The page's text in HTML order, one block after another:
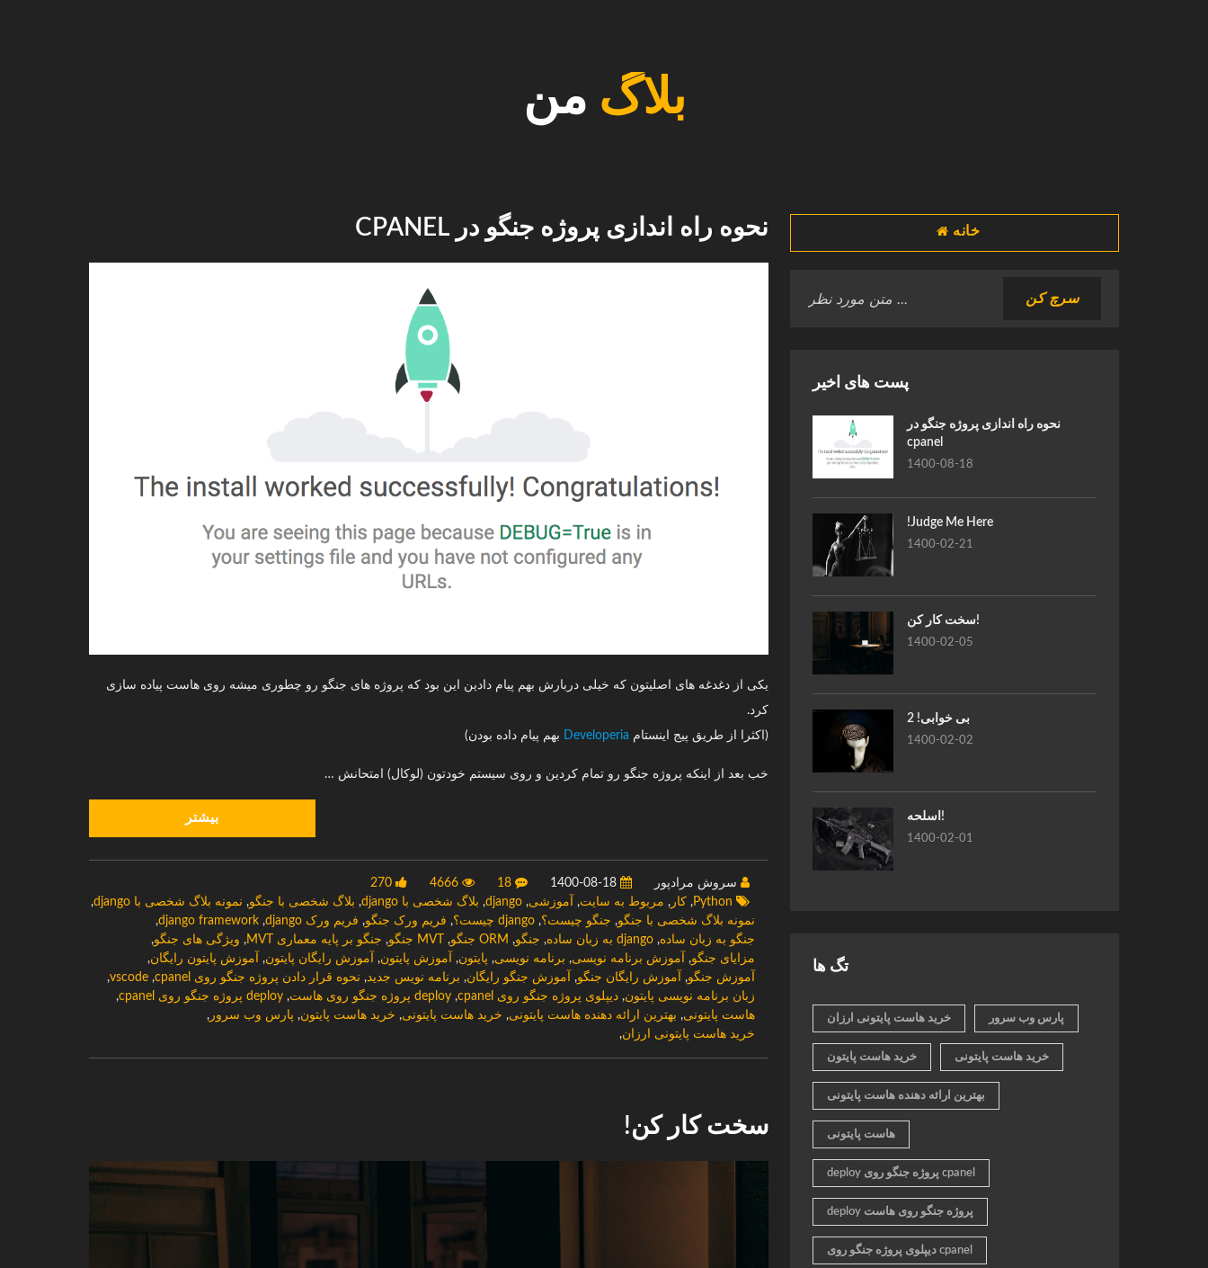
من بلاگ
نحوه راه اندازی پروژه جنگو در CPANEL
یکی از دغدغه های اصلیتون که خیلی دربارش بهم پیام دادین این بود که پروژه های جنگو رو چطوری میشه روی هاست پیاده سازی
کرد.
(اکثرا از طریق پیج اینستام Developeria بهم پیام داده بودن)
خب بعد از اینکه پروژه جنگو رو تمام کردین و روی سیستم خودتون (لوکال) امتحانش …
بیشتر
سروش مرادپور 18
4666
270
Python
, کار , مربوط به سایت, آموزشی,
django
, بلاگ شخصی با django , بلاگ شخصی با جنگو, نمونه بلاگ شخصی با django
,
نمونه بلاگ شخصی با جنگو, جنگو چیست؟, django چیست؟ , فریم ورک جنگو, فریم ورک django ,
django framework
,
جنگو به زبان ساده, django به زبان ساده , جنگو, ORM جنگو , MVT جنگو , جنگو بر پایه معماری MVT , ویژگی های جنگو,
مزایای جنگو, آموزش برنامه نویسی, برنامه نویسی, پایتون, آموزش پایتون, آموزش رایگان پایتون, آموزش پایتون رایگان,
آموزش جنگو, آموزش رایگان جنگو, آموزش جنگو رایگان, برنامه نویس جدید, نحوه قرار دادن پروژه جنگو روی cpanel ,
vscode
,
زبان برنامه نویسی پایتون, دیپلوی پروژه جنگو روی cpanel , deploy پروژه جنگو روی هاست , deploy پروژه جنگو روی cpanel
,
هاست پایتونی, بهترین ارائه دهنده هاست پایتونی, خرید هاست پایتونی, خرید هاست پایتون, پارس وب سرور ,
خرید هاست پایتونی ارزان,
سخت کار کن!
خانه
پست های اخیر
نحوه راه اندازی پروژه جنگو در
cpanel
1400-08-18
!Judge Me Here
1400-02-21
سخت کار کن!
1400-02-05
بی خوابی! 2
1400-02-02
اسلحه!
1400-02-01
تگ ها
خرید هاست پایتونی ارزان پارس وب سرور
خرید هاست پایتون خرید هاست پایتونی
بهترین ارائه دهنده هاست پایتونی
هاست پایتونی
deploy پروژه جنگو روی cpanel
deploy پروژه جنگو روی هاست
دیپلوی پروژه جنگو روی cpanel